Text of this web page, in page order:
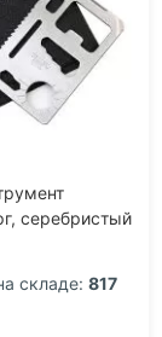
серебристый
складе: 817